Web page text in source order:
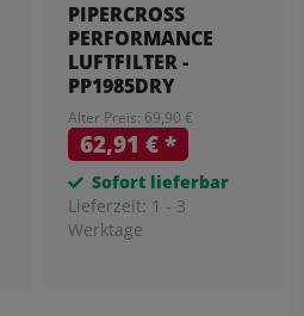
PIPERCROSS
PERFORMANCE
LUFTFILTER -
PP1985DRY
Alter Preis: 69,90 €
62,91 €*
Sofort lieferbar
Lieferzeit: 1 - 3
Werktage